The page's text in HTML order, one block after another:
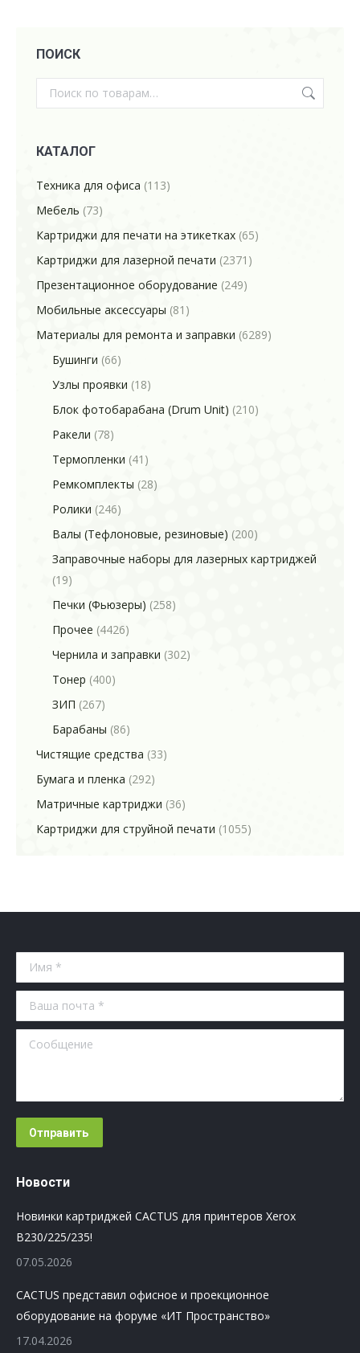
ПОИСК
КАТАЛОГ
Техника для офиса (113)
Мебель (73)
Картриджи для печати на этикетках (65)
Картриджи для лазерной печати (2371)
Презентационное оборудование (249)
Мобильные аксессуары (81)
Материалы для ремонта и заправки (6289)
Бушинги (66)
Узлы проявки (18)
Блок фотобарабана (Drum Unit) (210)
Ракели (78)
Термопленки (41)
Ремкомплекты (28)
Ролики (246)
Валы (Тефлоновые, резиновые) (200)
Заправочные наборы для лазерных картриджей
(19)
Печки (Фьюзеры) (258)
Прочее (4426)
Чернила и заправки (302)
Тонер (400)
ЗИП (267)
Барабаны (86)
Чистящие средства (33)
Бумага и пленка (292)
Матричные картриджи (36)
Картриджи для струйной печати (1055)
Имя *
Ваша почта *
Сообщение
Отправить
Новости
Новинки картриджей CACTUS для принтеров Xerox
B230/225/235!
07.05.2026
CACTUS представил офисное и проекционное
оборудование на форуме «ИТ Пространство»
17.04.2026